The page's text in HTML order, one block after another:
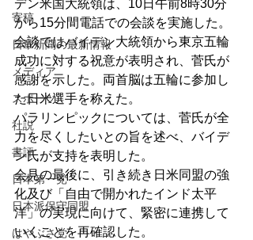
寄稿
日章新聞の最新情報
メディア
スポーツ
社説
書評
日本第一党
日本派保守同盟
はやぶさ党
デン米国大統領は、10日午前8時30分
から15分間電話での会談を実施した。
会談ではバイデン大統領から東京五輪
成功に対する祝意が表明され、菅氏が
感謝を示した。両首脳は五輪に参加し
た日米選手を称えた。
パラリンピックについては、菅氏が全
力を尽くしたいとの旨を述べ、バイデ
ン氏が支持を表明した。
会見の最後に、引き続き日米同盟の強
化及び「自由で開かれたインド太平
洋」の実現に向けて、緊密に連携して
いくことを再確認した。